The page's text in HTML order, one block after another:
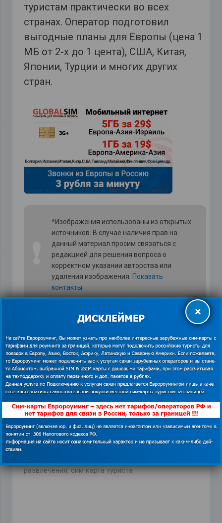
туристам практически во всех
странах. Оператор подготовил
выгодные планы для Европы (цена 1
МБ от 2-х до 1 цента), США, Китая,
Японии, Турции и многих других
стран.
*Изображения использованы из открытых
источников. В случае наличия прав на
данный материал просим связаться с
редакцией для решения вопроса о
корректном указании авторства или
удаления изображения. Показать
контакты
Кроме того, что турист может купить недорогой
интернет за границей, оператор обеспечивает всех
абонентов возможностью недорого звонить не
только в стране пребывания, но и в Россию (звонки
на номера Вайбер в 200 странах бесплатные).
Больше узнать об универсальных предложениях
GlobalSim можно наhttps://euroaming.ru.
крутые достопримечательности
развлечения,сим карта туриста
×